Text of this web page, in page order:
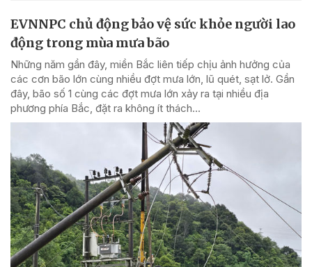
EVNNPC chủ động bảo vệ sức khỏe người lao
động trong mùa mưa bão
Những năm gần đây, miền Bắc liên tiếp chịu ảnh hưởng của
các cơn bão lớn cùng nhiều đợt mưa lớn, lũ quét, sạt lở. Gần
đây, bão số 1 cùng các đợt mưa lớn xảy ra tại nhiều địa
phương phía Bắc, đặt ra không ít thách...